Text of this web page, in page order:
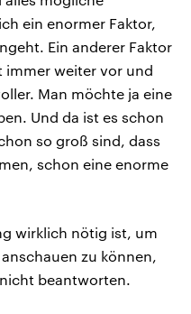
ein enormer Faktor,
Ein anderer Faktor
immer weiter vor und
Man möchte ja eine
Und da ist es schon
so groß sind, dass
schon eine enorme
wirklich nötig ist, um
zu können,
beantworten.